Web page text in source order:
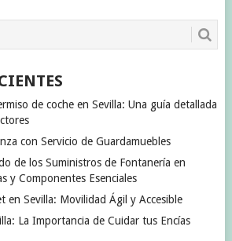
de coche en Sevilla: Una guía detallada
con Servicio de Guardamuebles
de los Suministros de Fontanería en
y Componentes Esenciales
en Sevilla: Movilidad Ágil y Accesible
La Importancia de Cuidar tus Encías